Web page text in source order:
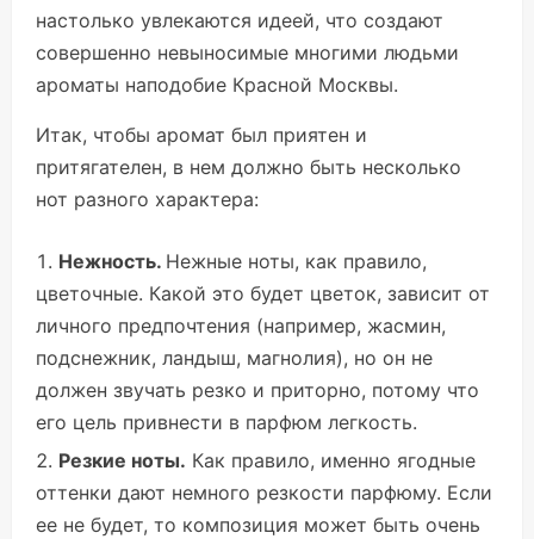
настолько увлекаются идеей, что создают
совершенно невыносимые многими людьми
ароматы наподобие Красной Москвы.
Итак, чтобы аромат был приятен и
притягателен, в нем должно быть несколько
нот разного характера:
Нежность. Нежные ноты, как правило,
цветочные. Какой это будет цветок, зависит от
личного предпочтения (например, жасмин,
подснежник, ландыш, магнолия), но он не
должен звучать резко и приторно, потому что
его цель привнести в парфюм легкость.
Резкие ноты. Как правило, именно ягодные
оттенки дают немного резкости парфюму. Если
ее не будет, то композиция может быть очень